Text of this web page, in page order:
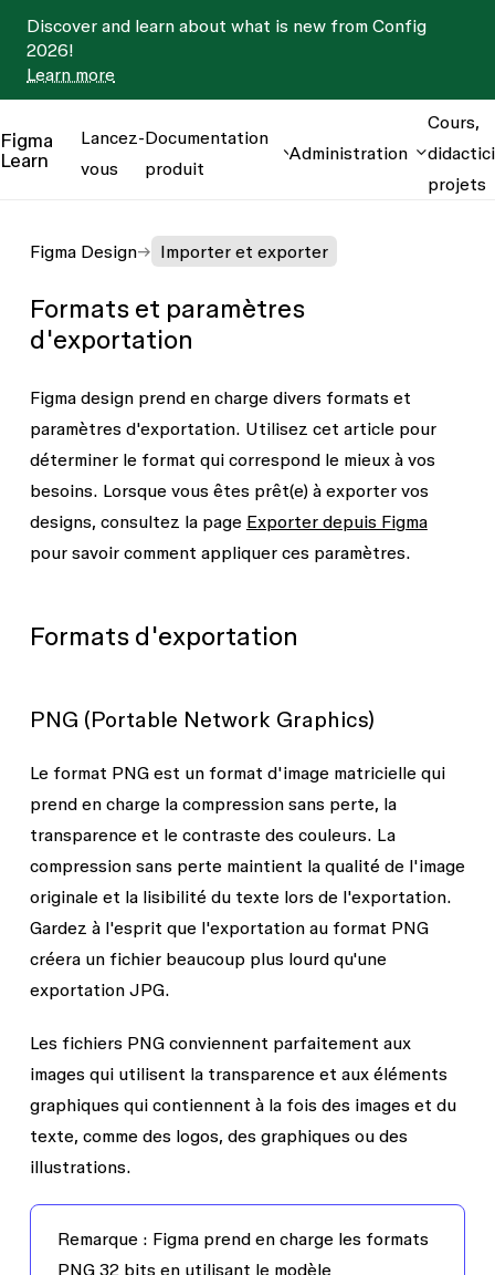
Discover and learn about what is new from Config
2026!
Learn more
Figma
Learn
Lancez-
vous
Documentation
produit
Administration
Cours,
projets
Figma Design Importer et exporter
Formats et paramètres
d'exportation
Figma design prend en charge divers formats et
paramètres d'exportation. Utilisez cet article pour
déterminer le format qui correspond le mieux à vos
besoins. Lorsque vous êtes prêt(e) à exporter vos
designs, consultez la page Exporter depuis Figma
pour savoir comment appliquer ces paramètres.
Formats d'exportation
PNG (Portable Network Graphics)
Le format PNG est un format d'image matricielle qui
prend en charge la compression sans perte, la
transparence et le contraste des couleurs. La
compression sans perte maintient la qualité de l'image
originale et la lisibilité du texte lors de l'exportation.
Gardez à l'esprit que l'exportation au format PNG
créera un fichier beaucoup plus lourd qu'une
exportation JPG.
Les fichiers PNG conviennent parfaitement aux
images qui utilisent la transparence et aux éléments
graphiques qui contiennent à la fois des images et du
texte, comme des logos, des graphiques ou des
illustrations.
Remarque : Figma prend en charge les formats
PNG 32 bits en utilisant le modèle